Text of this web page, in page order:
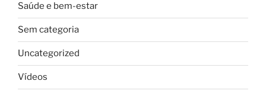
Saúde e bem-estar
Sem categoria
Uncategorized
Vídeos